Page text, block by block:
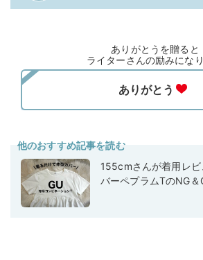
ありがとうを贈ると
ライターさんの励みにな
他のおすすめ記事を読む
155cmさんが着用レ
バーペプラムTのNG＆